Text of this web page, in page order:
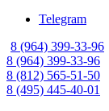
Telegram
8 (964) 399-33-96
8 (964) 399-33-96
8 (812) 565-51-50
8 (495) 445-40-01